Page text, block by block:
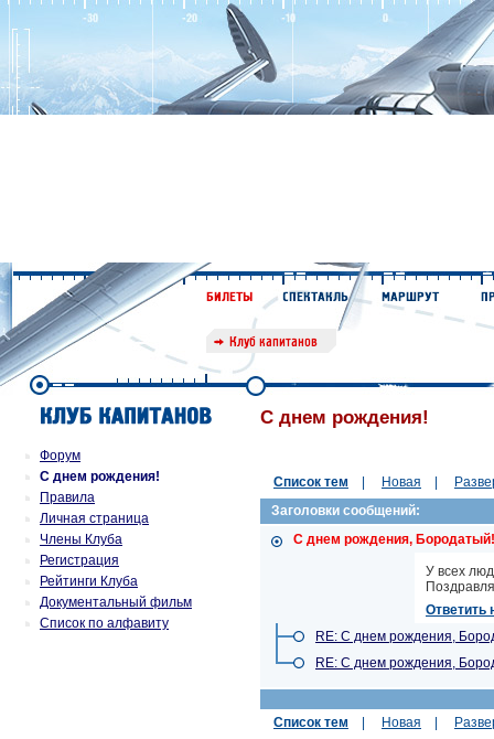
Форум
С днем рождения!
Правила
Личная страница
Члены Клуба
Регистрация
Рейтинги Клуба
Документальный фильм
Список по алфавиту
С днем рождения!
Список тем Новая
Заголовки сообщений:
C днем рождения, Бородатый!
У всех
Ответить
RE: C днем рождения,
RE: C днем рождения,
Список тем Новая